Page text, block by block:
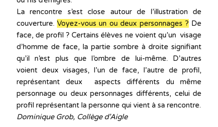
La rencontre s’est close autour de l’illustration de
couverture. Voyez-vous un ou deux personnages ? De
face, de profil ? Certains élèves ne voient qu’un visage
d’homme de face, la partie sombre à droite signifiant
qu’il n’est plus que l’ombre de lui-même. D’autres
voient deux visages, l’un de face, l’autre de profil,
représentant deux aspects différents du même
personnage ou deux personnages différents, celui de
profil représentant la personne qui vient à sa rencontre.
Dominique Grob, Collège d’Aigle